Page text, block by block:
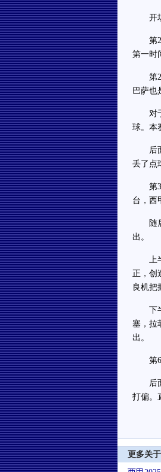
开场
第20
第一时
第25
巴萨也
对于
球。本
后面
丢了点
第36
台，西
随后
出。
上半
正，创
良机把
下半
塞，拉
出。
第65
后面
打偏。
更多关于